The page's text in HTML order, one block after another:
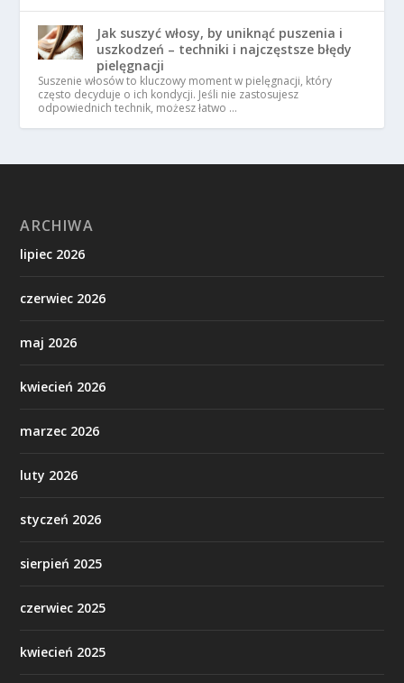
Jak suszyć włosy, by uniknąć puszenia i
uszkodzeń – techniki i najczęstsze błędy
pielęgnacji
Suszenie włosów to kluczowy moment w pielęgnacji, który
często decyduje o ich kondycji. Jeśli nie zastosujesz
odpowiednich technik, możesz łatwo …
ARCHIWA
lipiec 2026
czerwiec 2026
maj 2026
kwiecień 2026
marzec 2026
luty 2026
styczeń 2026
sierpień 2025
czerwiec 2025
kwiecień 2025